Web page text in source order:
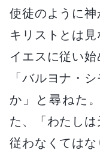
使徒のように神
キリストとは
イエスに従い
「バルヨナ・
か」と尋ねた
た、「わたし
従わなくては